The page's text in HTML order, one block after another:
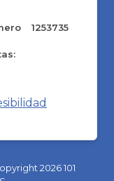
1253735
2026101